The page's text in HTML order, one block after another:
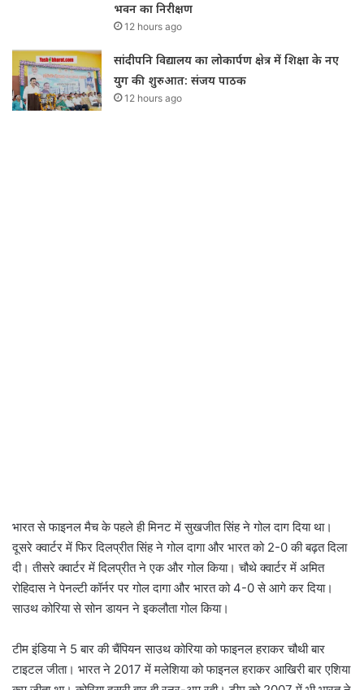
भवन का निरीक्षण
12 hours ago
सांदीपनि विद्यालय का लोकार्पण क्षेत्र में शिक्षा के नए
युग की शुरुआत: संजय पाठक
12 hours ago
भारत से फाइनल मैच के पहले ही मिनट में सुखजीत सिंह ने गोल दाग दिया था।
दूसरे क्वार्टर में फिर दिलप्रीत सिंह ने गोल दागा और भारत को 2-0 की बढ़त दिला
दी। तीसरे क्वार्टर में दिलप्रीत ने एक और गोल किया। चौथे क्वार्टर में अमित
रोहिदास ने पेनल्टी कॉर्नर पर गोल दागा और भारत को 4-0 से आगे कर दिया।
साउथ कोरिया से सोन डायन ने इकलौता गोल किया।
टीम इंडिया ने 5 बार की चैंपियन साउथ कोरिया को फाइनल हराकर चौथी बार
टाइटल जीता। भारत ने 2017 में मलेशिया को फाइनल हराकर आखिरी बार एशिया